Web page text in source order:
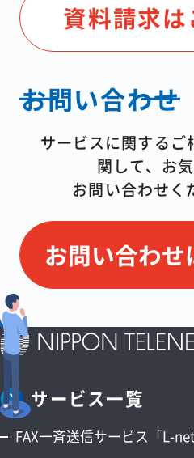
資料請求は
お問い合わせ
サービスに関するご
関して、 お
お問い合わせく
お問い合わせ
サービス一覧
FAX一斉送信サービス「L-net